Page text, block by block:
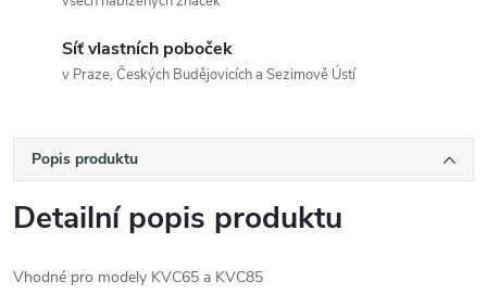
Síť vlastních poboček
v Praze, Českých Budějovicích a Sezimově Ústí
Popis produktu
Detailní popis produktu
Vhodné pro modely KVC65 a KVC85